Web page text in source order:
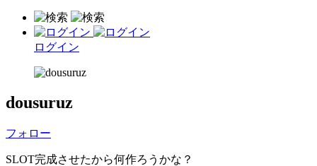
ログイン
dousuruz
フォロー
SLOT完成させたから何作ろうかな？